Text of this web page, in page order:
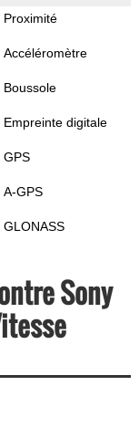
Proximité
Accéléromètre
Boussole
Empreinte digitale
GPS
A-GPS
GLONASS
Sony